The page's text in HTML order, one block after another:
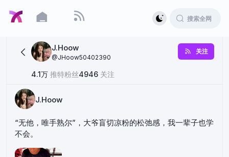
J.Hoow
@JHoow50402390
关注
4.1万 推特粉丝4946 关注
J.Hoow
“无他，唯手熟尔”，大爷盲切凉粉的松弛感，我一辈子也学
不会。